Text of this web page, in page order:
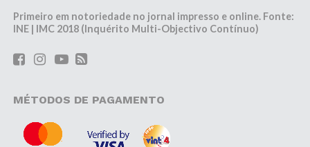
Primeiro em notoriedade no jornal impresso e online. Fonte:
INE | IMC 2018 (Inquérito Multi-Objectivo Contínuo)
MÉTODOS DE PAGAMENTO